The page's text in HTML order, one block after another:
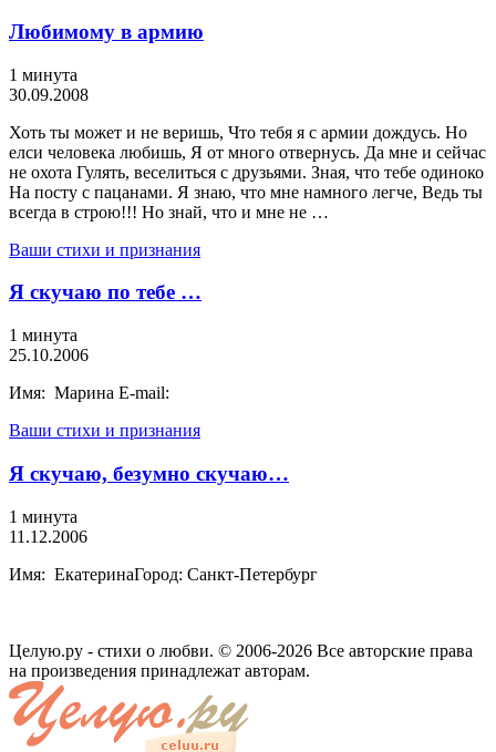
Любимому в армию
1 минута
30.09.2008
Хоть ты может и не веришь, Что тебя я с армии дождусь. Но
елси человека любишь, Я от много отвернусь. Да мне и сейчас
не охота Гулять, веселиться с друзьями. Зная, что тебе одиноко
На посту с пацанами. Я знаю, что мне намного легче, Ведь ты
всегда в строю!!! Но знай, что и мне не …
Ваши стихи и признания
Я скучаю по тебе …
1 минута
25.10.2006
Имя: Марина E-mail:
Ваши стихи и признания
Я скучаю, безумно скучаю…
1 минута
11.12.2006
Имя: ЕкатеринаГород: Санкт-Петербург
Целую.ру - стихи о любви. © 2006-2026 Все авторские права
на произведения принадлежат авторам.